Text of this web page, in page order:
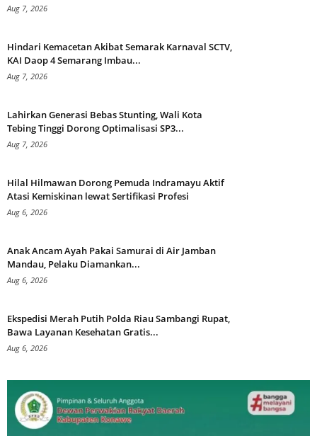
Aug 7, 2026
Hindari Kemacetan Akibat Semarak Karnaval SCTV,
KAI Daop 4 Semarang Imbau...
Aug 7, 2026
Lahirkan Generasi Bebas Stunting, Wali Kota
Tebing Tinggi Dorong Optimalisasi SP3...
Aug 7, 2026
Hilal Hilmawan Dorong Pemuda Indramayu Aktif
Atasi Kemiskinan lewat Sertifikasi Profesi
Aug 6, 2026
Anak Ancam Ayah Pakai Samurai di Air Jamban
Mandau, Pelaku Diamankan...
Aug 6, 2026
Ekspedisi Merah Putih Polda Riau Sambangi Rupat,
Bawa Layanan Kesehatan Gratis...
Aug 6, 2026